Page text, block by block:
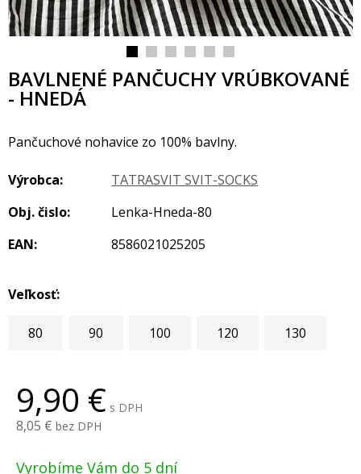
9,90 s DPH
8,05 bez DPH
Vyrobíme Vám do 5 dní
BAVLNENÉ PANČUCHY VRÚBKOVANÉ
- HNEDÁ
Pančuchové nohavice zo 100% bavlny.
Výrobca:
TATRASVIT SVIT-SOCKS
Obj. čislo:
Lenka-Hneda-80
EAN:
8586021025205
Veľkosť:
80 90 100 120 130